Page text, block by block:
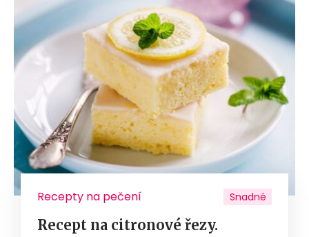
Recepty na pečení Snadné
Recept na citronové řezy.